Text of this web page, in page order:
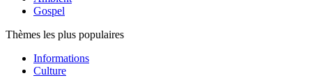
Gospel
Thèmes les plus populaires
Informations
Culture